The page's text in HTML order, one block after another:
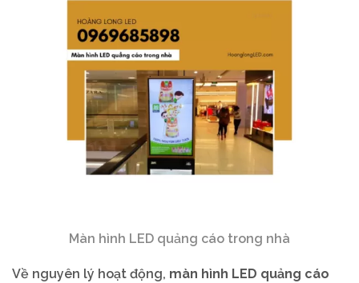
Màn hình LED quảng cáo trong nhà
Về nguyên lý hoạt động, màn hình LED quảng cáo